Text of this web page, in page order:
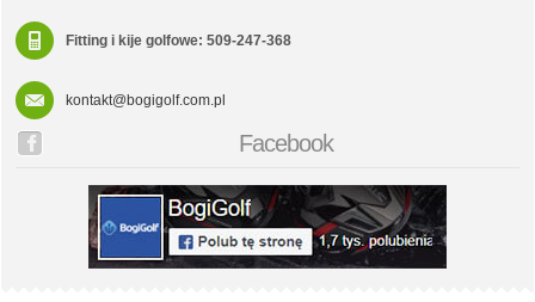
Fitting i kije golfowe: 509-247-368
kontakt@bogigolf.com.pl
Facebook